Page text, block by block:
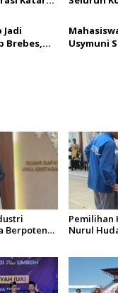
Operator
Jadi
Brebes,
Usymuni
Berpotensi
Pemilihan
Nurul